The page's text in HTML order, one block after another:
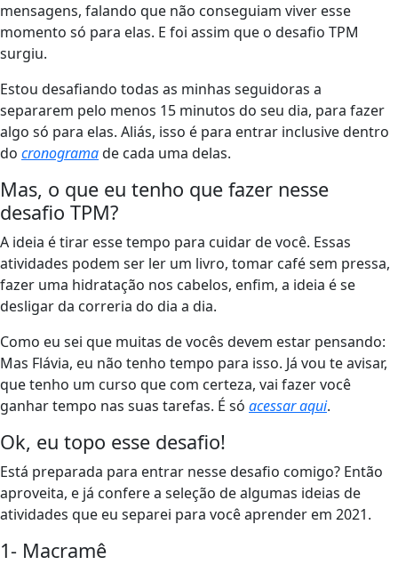
mensagens, falando que não conseguiam viver esse
momento só para elas. E foi assim que o desafio TPM
surgiu.
Estou desafiando todas as minhas seguidoras a
separarem pelo menos 15 minutos do seu dia, para fazer
algo só para elas. Aliás, isso é para entrar inclusive dentro
do cronogramade cada uma delas.
Mas, o que eu tenho que fazer nesse
desafio TPM?
A ideia é tirar esse tempo para cuidar de você. Essas
atividades podem ser ler um livro, tomar café sem pressa,
fazer uma hidratação nos cabelos, enfim, a ideia é se
desligar da correria do dia a dia.
Como eu sei que muitas de vocês devem estar pensando:
Mas Flávia, eu não tenho tempo para isso. Já vou te avisar,
que tenho um curso que com certeza, vai fazer você
ganhar tempo nas suas tarefas. É só acessar aqui.
Ok, eu topo esse desafio!
Está preparada para entrar nesse desafio comigo? Então
aproveita, e já confere a seleção de algumas ideias de
atividades que eu separei para você aprender em 2021.
1- Macramê